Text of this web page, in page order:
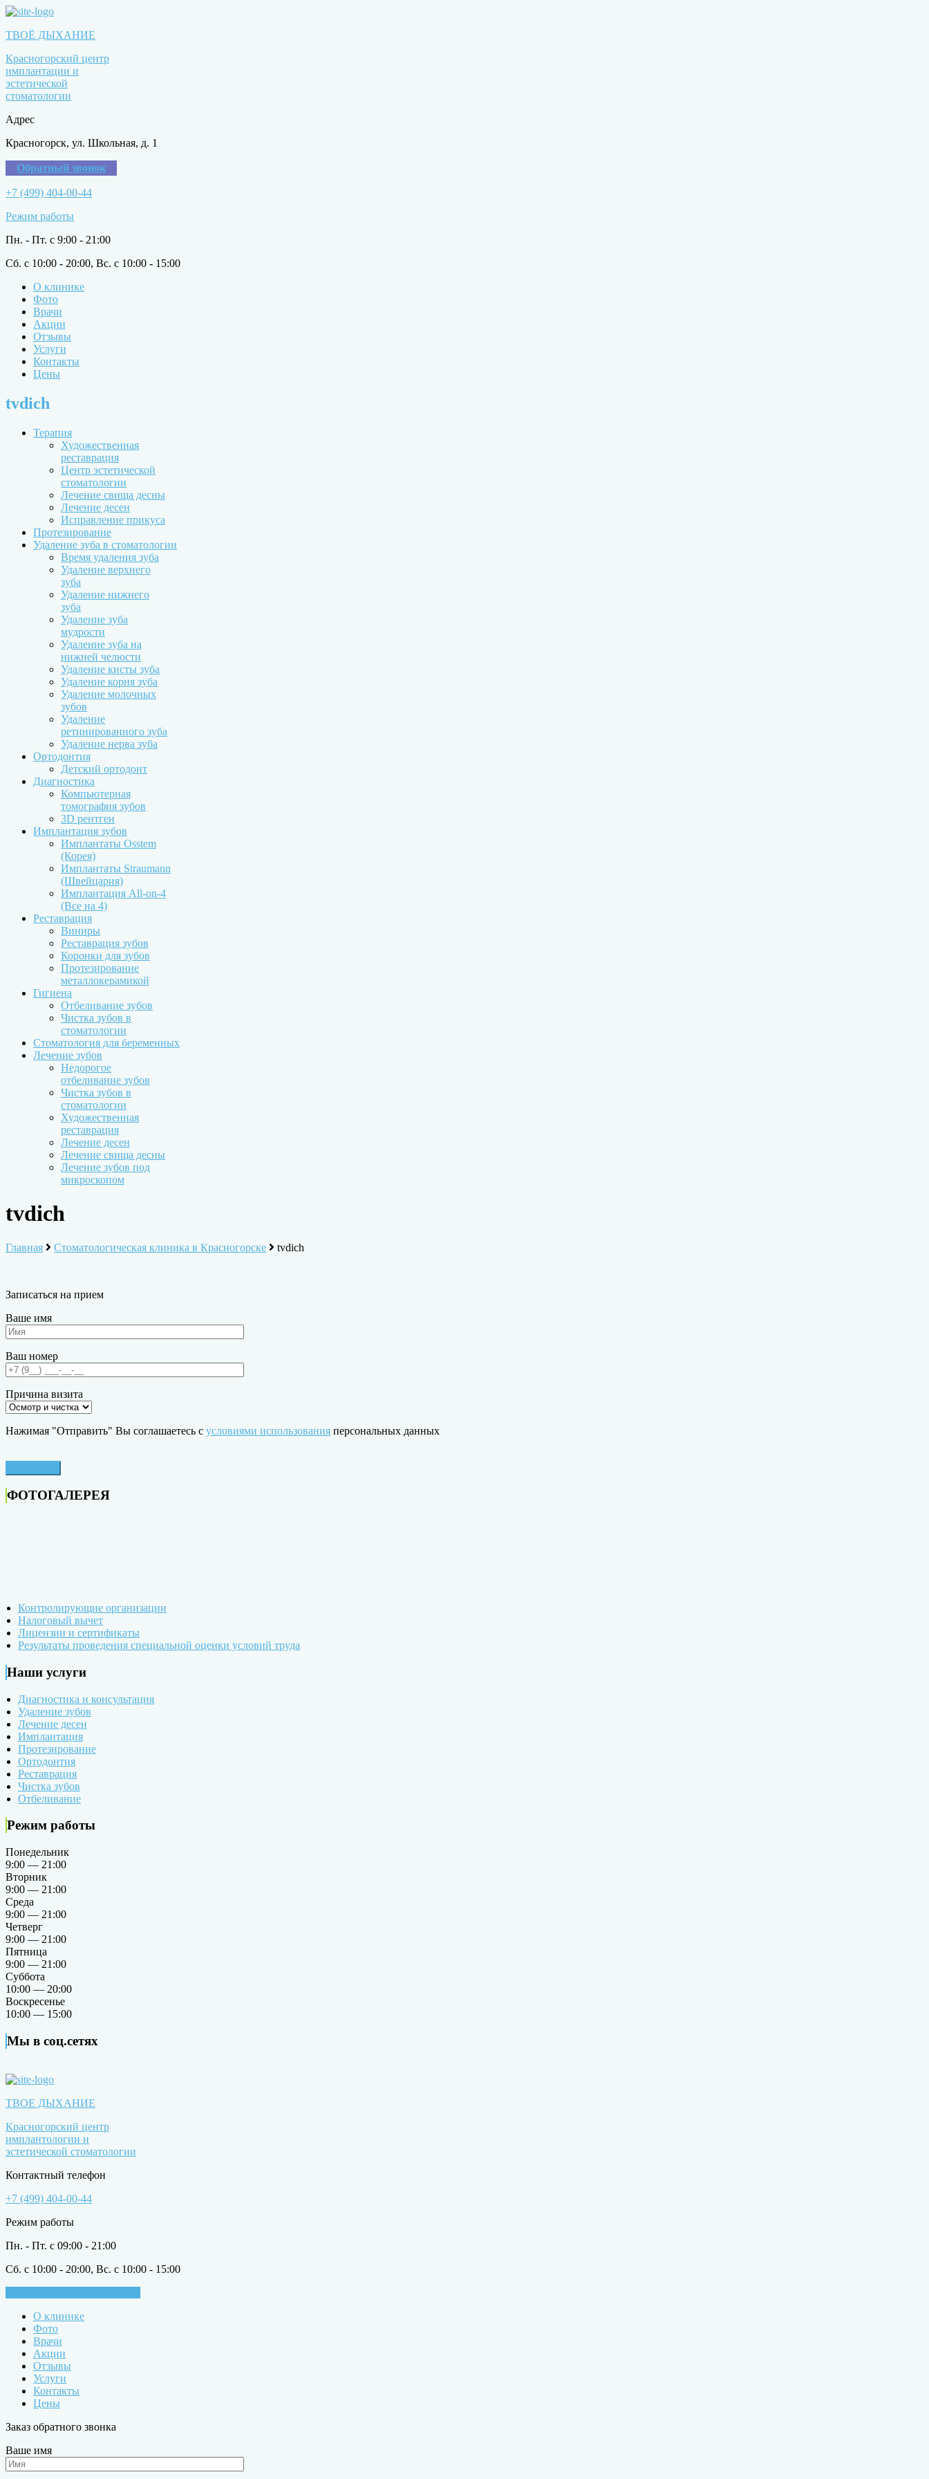
ТВОЁ ДЫХАНИЕ
Красногорский центр
имплантации и
эстетической
стоматологии
Адрес
Красногорск, ул. Школьная, д. 1
Обратный звонок
+7 (499) 404-00-44
Режим работы
Пн. - Пт. с 9:00 - 21:00
Сб. с 10:00 - 20:00, Вс. с 10:00 - 15:00
О клинике
Фото
Врачи
Акции
Отзывы
Услуги
Контакты
Цены
tvdich
Терапия
Художественная
реставрация
Центр эстетической
стоматологии
Лечение свища десны
Лечение десен
Исправление прикуса
Протезирование
Удаление зуба в стоматологии
Время удаления зуба
Удаление верхнего
зуба
Удаление нижнего
зуба
Удаление зуба
мудрости
Удаление зуба на
нижней челюсти
Удаление кисты зуба
Удаление корня зуба
Удаление молочных
зубов
Удаление
ретинированного зуба
Удаление нерва зуба
Ортодонтия
Детский ортодонт
Диагностика
Компьютерная
томография зубов
3D рентген
Имплантация зубов
Имплантаты Osstem
(Корея)
Имплантаты Straumann
(Швейцария)
Имплантация All-on-4
(Все на 4)
Реставрация
Виниры
Реставрация зубов
Коронки для зубов
Протезирование
металлокерамикой
Гигиена
Отбеливание зубов
Чистка зубов в
стоматологии
Стоматология для беременных
Лечение зубов
Недорогое
отбеливание зубов
Чистка зубов в
стоматологии
Художественная
реставрация
Лечение десен
Лечение свища десны
Лечение зубов под
микроскопом
tvdich
Главная Стоматологическая клиника в Красногорске tvdich
Записаться на прием
Ваше имя
Ваш номер
Причина визита
Нажимая "Отправить" Вы соглашаетесь с условиями использования персональных данных
ФОТОГАЛЕРЕЯ
Контролирующие организации
Налоговый вычет
Лицензии и сертификаты
Результаты проведения специальной оценки условий труда
Наши услуги
Диагностика и консультация
Удаление зубов
Лечение десен
Имплантация
Протезирование
Ортодонтия
Реставрация
Чистка зубов
Отбеливание
Режим работы
Понедельник
9:00 — 21:00
Вторник
9:00 — 21:00
Среда
9:00 — 21:00
Четверг
9:00 — 21:00
Пятница
9:00 — 21:00
Суббота
10:00 — 20:00
Воскресенье
10:00 — 15:00
Мы в соц.сетях
ТВОЕ ДЫХАНИЕ
Красногорский центр
имплантологии и
эстетической стоматологии
Контактный телефон
+7 (499) 404-00-44
Режим работы
Пн. - Пт. с 09:00 - 21:00
Сб. с 10:00 - 20:00, Вс. с 10:00 - 15:00
О клинике
Фото
Врачи
Акции
Отзывы
Услуги
Контакты
Цены
Заказ обратного звонка
Ваше имя